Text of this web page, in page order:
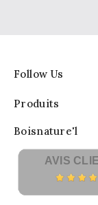
Follow Us
Produits
Boisnature'l
AVIS